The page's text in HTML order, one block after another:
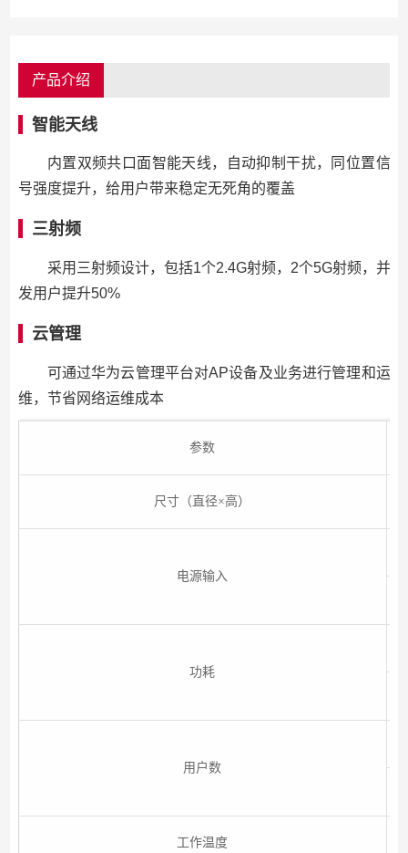
产品介绍
智能天线
内置双频共口面智能天线，自动抑制干扰，同位置信
号强度提升，给用户带来稳定无死角的覆盖
三射频
采用三射频设计，包括1个2.4G射频，2个5G射频，并
发用户提升50%
云管理
可通过华为云管理平台对AP设备及业务进行管理和运
维，节省网络运维成本
参数
尺寸（直径×高）
电源输入
功耗
用户数
工作温度